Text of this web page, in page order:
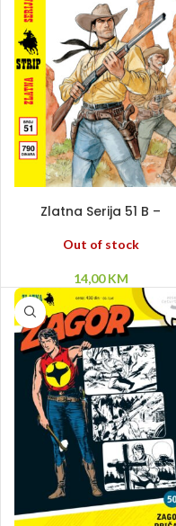
Zlatna Serija 51 B –
Karsonova prošlost
Out of stock
14,00KM